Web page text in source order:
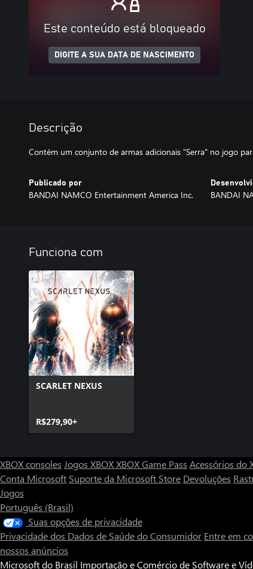
Este conteúdo está bloqueado
DIGITE A SUA DATA DE NASCIMENTO
Descrição
Contém um conjunto de armas adicionais "Serra" no jogo
Publicado por
BANDAI NAMCO Entertainment America Inc. BANDAI
Funciona com
SCARLET NEXUS
R$279,90+
XBOX consoles Jogos XBOXXBOX Game Pass Acessórios do
Conta Microsoft Suporte da Microsoft Store Devoluções
Jogos
Português (Brasil)
Suas opções de privacidade
Privacidade dos Dados de Saúde do Consumidor Entre em
nossos anúncios
Microsoft do Brasil Importação e Comércio de Software e